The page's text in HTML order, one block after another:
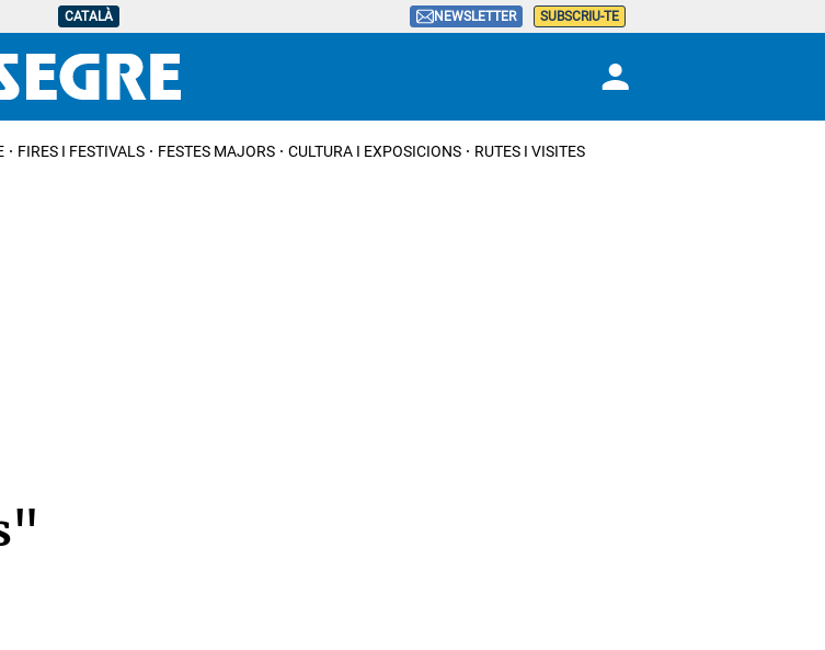
CATALÀ NEWSLETTER SUBSCRIU-TE
FIRES I FESTIVALS FESTES MAJORS CULTURA I EXPOSICIONS RUTES I VISITES